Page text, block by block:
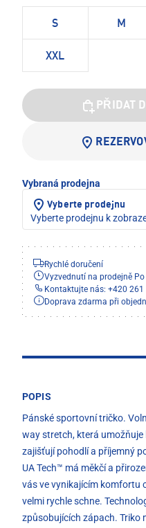
S M
XXL
PŘIDAT
Vybraná prodejna
Vyberte prodejnu
Vyberte prodejnu k
Rychlé doručení
Vyzvednutí na prodejně
Kontaktujte nás: +420 261
Doprava zdarma při
POPIS
Pánské sportovní tričko.
way stretch, která
zajišťují pohodlí a příjemný
UA Tech™ má měkčí a
vás ve vynikajícím komfortu
velmi rychle schne.
způsobujících zápach. Triko